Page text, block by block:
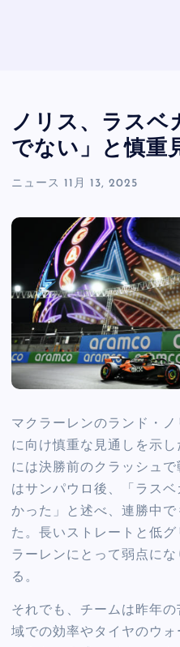
ノリス、ラスベ
でない」と慎重
ニュース 11月 13, 2025
マクラーレンのランド・
に向け慎重な見通しを示
には決勝前のクラッシュ
はサンパウロ後、「ラス
かった」と述べ、連勝中
た。長いストレートと低
ラーレンにとって弱点に
る。
それでも、チームは昨年
域での効率やタイヤのウ